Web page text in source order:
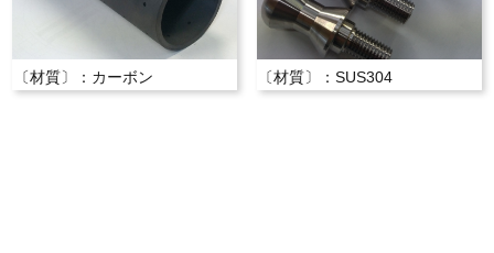
〔材質〕：カーボン 〔材質〕：SUS304